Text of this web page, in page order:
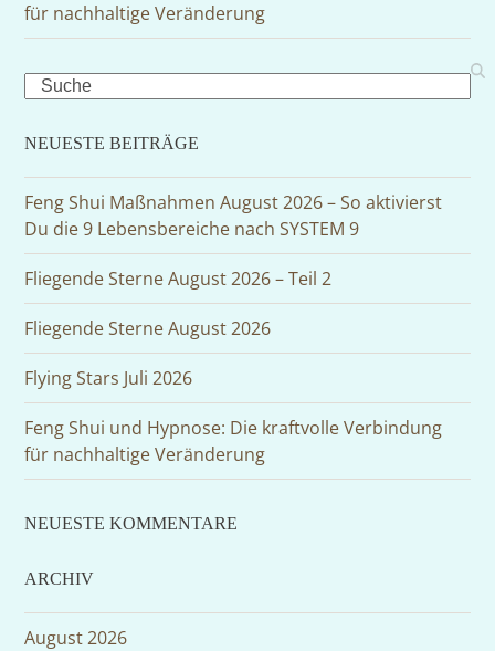
für nachhaltige Veränderung
Search
NEUESTE BEITRÄGE
Feng Shui Maßnahmen August 2026 – So aktivierst
Du die 9 Lebensbereiche nach SYSTEM 9
Fliegende Sterne August 2026 – Teil 2
Fliegende Sterne August 2026
Flying Stars Juli 2026
Feng Shui und Hypnose: Die kraftvolle Verbindung
für nachhaltige Veränderung
NEUESTE KOMMENTARE
ARCHIV
August 2026